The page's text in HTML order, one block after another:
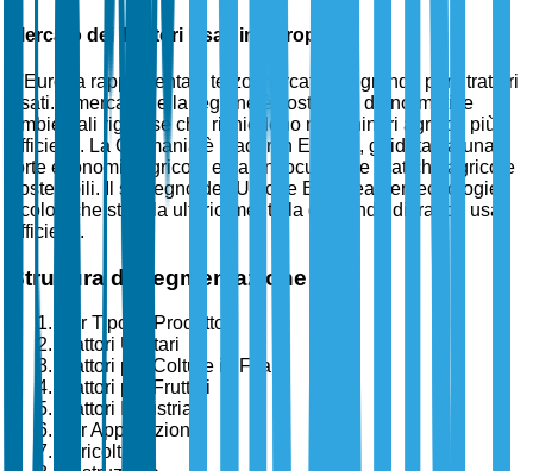
Mercato dei Trattori Usati in Europa
L'Europa rappresenta il terzo mercato più grande per i trattori
usati. Il mercato della regione è sostenuto da normative
ambientali rigorose che richiedono macchinari agricoli più
efficienti. La Germania è leader in Europa, guidata da una
forte economia agricola e da un focus sulle pratiche agricole
sostenibili. Il sostegno dell'Unione Europea per tecnologie
ecologiche stimola ulteriormente la domanda di trattori usati
efficienti.
Struttura di Segmentazione
Per Tipo di Prodotto
Trattori Utilitari
Trattori per Colture in Filari
Trattori per Frutteti
Trattori Industriali
Per Applicazione
Agricoltura